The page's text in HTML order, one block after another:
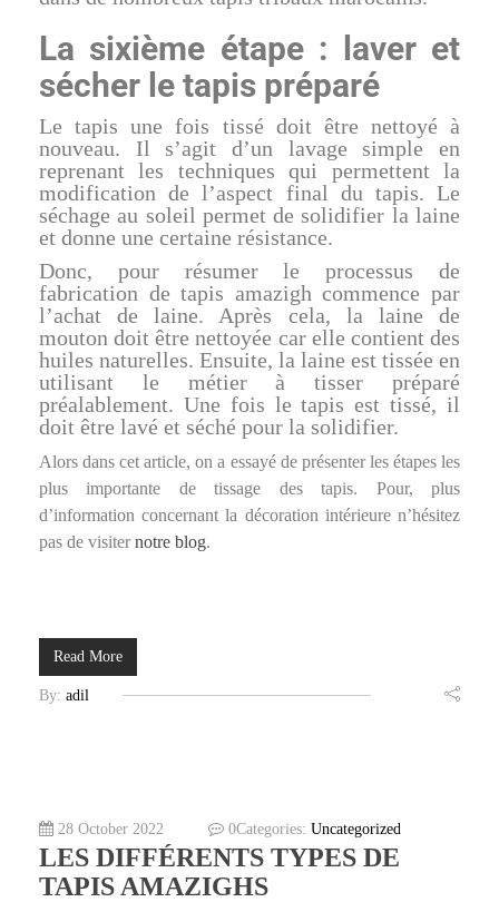
La sixième étape : laver et
sécher le tapis préparé
Le tapis une fois tissé doit être nettoyé à
nouveau. Il s’agit d’un lavage simple en
reprenant les techniques qui permettent la
modification de l’aspect final du tapis. Le
séchage au soleil permet de solidifier la laine
et donne une certaine résistance.
Donc, pour résumer le processus de
fabrication de tapis amazigh commence par
l’achat de laine. Après cela, la laine de
mouton doit être nettoyée car elle contient des
huiles naturelles. Ensuite, la laine est tissée en
utilisant le métier à tisser préparé
préalablement. Une fois le tapis est tissé, il
doit être lavé et séché pour la solidifier.
Alors dans cet article, on a essayé de présenter les étapes les
plus importante de tissage des tapis. Pour, plus
d’information concernant la décoration intérieure n’hésitez
pas de visiternotre blog.
Read More
By: adil
28 October 2022 0Categories: Uncategorized
LES DIFFÉRENTS TYPES DE
TAPIS AMAZIGHS